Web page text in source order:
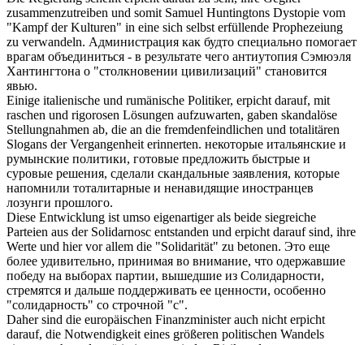
zusammenzutreiben und somit Samuel Huntingtons Dystopie vom
"Kampf der Kulturen" in eine sich selbst erfüllende Prophezeiung
zu verwandeln. Администрация как будто специально помогает
врагам объединиться - в результате чего антиутопия Сэмюэля
Хантингтона о "столкновении цивилизаций" становится
явью.
Einige italienische und rumänische Politiker, erpichtdarauf, mit
raschen und rigorosen Lösungen aufzuwarten, gaben skandalöse
Stellungnahmen ab, die an die fremdenfeindlichen und totalitären
Slogans der Vergangenheit erinnerten. некоторые итальянские и
румынские политики, готовые предложить быстрые и
суровые решения, сделали скандальные заявления, которые
напомнили тоталитарные и ненавидящие иностранцев
лозунги прошлого.
Diese Entwicklung ist umso eigenartiger als beide siegreiche
Parteien aus der Solidarnosc entstanden und erpichtdarauf sind, ihre
Werte und hier vor allem die "Solidarität" zu betonen. Это еще
более удивительно, принимая во внимание, что одержавшие
победу на выборах партии, вышедшие из Солидарности,
стремятся и дальше поддерживать ее ценности, особенно
"солидарность" со строчной "с".
Daher sind die europäischen Finanzminister auch nichterpicht
darauf, die Notwendigkeit eines größeren politischen Wandels